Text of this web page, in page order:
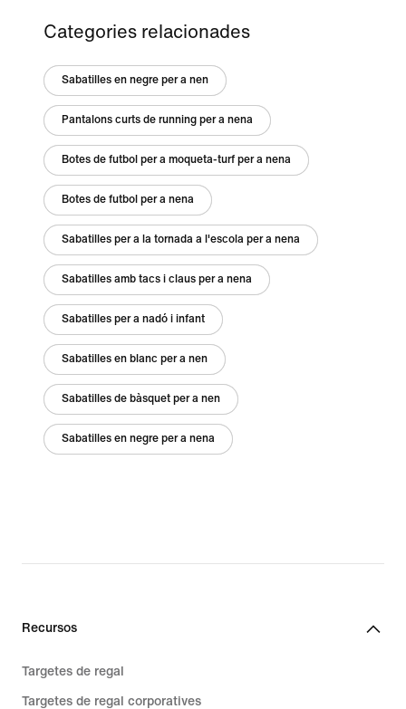
Categories relacionades
Sabatilles en negre per a nen
Pantalons curts de running per a nena
Botes de futbol per a moqueta-turf per a nena
Botes de futbol per a nena
Sabatilles per a la tornada a l'escola per a nena
Sabatilles amb tacs i claus per a nena
Sabatilles per a nadó i infant
Sabatilles en blanc per a nen
Sabatilles de bàsquet per a nen
Sabatilles en negre per a nena
Recursos
Targetes de regal
Targetes de regal corporatives